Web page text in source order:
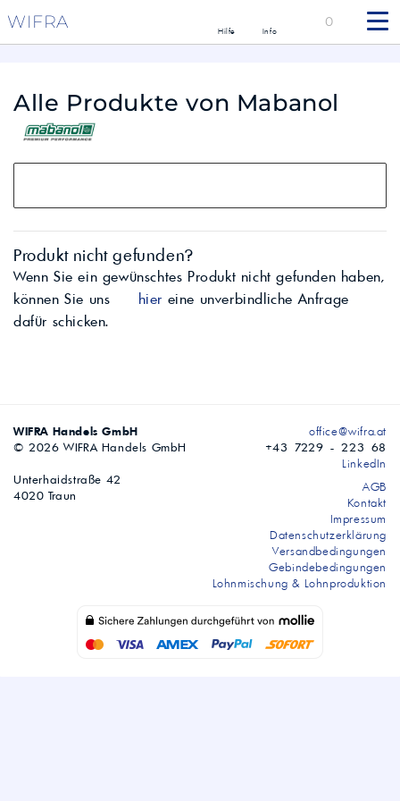
WIFRA Hilfe Info
0
Alle Produkte von Mabanol
Produkt nicht gefunden?
Wenn Sie ein gewünschtes Produkt nicht gefunden haben,
können Sie uns
hier eine unverbindliche Anfrage
dafür schicken.
WIFRA Handels GmbH
© 2026 WIFRA Handels GmbH
Unterhaidstraße 42
4020 Traun
office@wifra.at
+43 7229 - 223 68
LinkedIn
AGB
Kontakt
Impressum
Datenschutzerklärung
Versandbedingungen
Gebindebedingungen
Lohnmischung & Lohnproduktion